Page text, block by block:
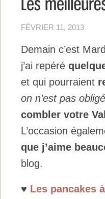
FÉVRIER 11, 2013
Demain c’est
j’ai repéré
et qui pourraient
on n’est pas
combler votre
L’occasion
que j’aime
blog.
♥ Les pancakes